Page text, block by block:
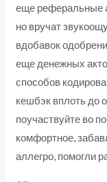
еще реферальные
но вручат
вдобавок
еще денежных
способов
кешбэк вплоть до
поучаствуйте во
комфортное,
аллегро, помогли